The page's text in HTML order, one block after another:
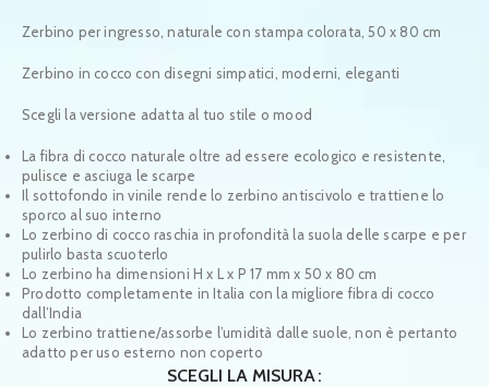
Zerbino per ingresso, naturale con stampa colorata, 50 x 80 cm
Zerbino in cocco con disegni simpatici, moderni, eleganti
Scegli la versione adatta al tuo stile o mood
La fibra di cocco naturale oltre ad essere ecologico e resistente,
pulisce e asciuga le scarpe
Il sottofondo in vinile rende lo zerbino antiscivolo e trattiene lo
sporco al suo interno
Lo zerbino di cocco raschia in profondità la suola delle scarpe e per
pulirlo basta scuoterlo
Lo zerbino ha dimensioni H x L x P 17 mm x 50 x 80 cm
Prodotto completamente in Italia con la migliore fibra di cocco
dall’India
Lo zerbino trattiene/assorbe l’umidità dalle suole, non è pertanto
adatto per uso esterno non coperto
SCEGLI LA MISURA